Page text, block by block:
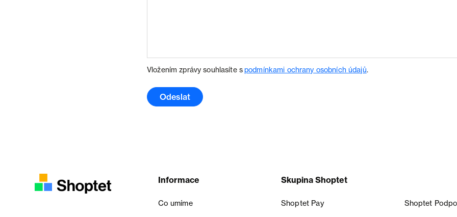
Vložením zprávy souhlasíte spodmínkami ochrany osobních údajů.
Odeslat
Informace
Co umíme
Skupina Shoptet
Shoptet Pay Shoptet